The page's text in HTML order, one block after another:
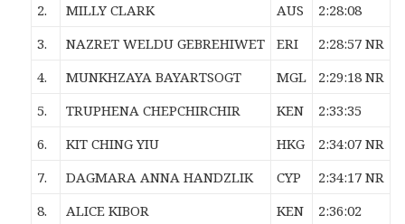
2.
MILLY CLARK AUS
2:28:08
3.
NAZRET WELDU GEBREHIWET ERI
2:28:57 NR
4.
MUNKHZAYA BAYARTSOGT MGL
2:29:18 NR
5.
TRUPHENA CHEPCHIRCHIR KEN
2:33:35
6.
KIT CHING YIU HKG
2:34:07 NR
7.
DAGMARA ANNA HANDZLIK CYP
2:34:17 NR
8.
ALICE KIBOR KEN
2:36:02